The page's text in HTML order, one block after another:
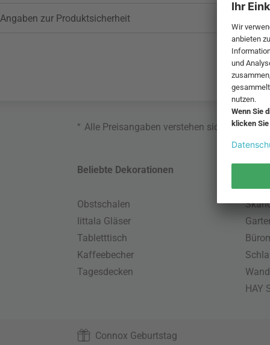
Angaben zur Produktsicherheit
* Alle Preisangaben verstehen sich inklusive
Beliebte Dekorationen
Obstschalen
Iittala Gläser
Tabletttisch
Kaffeebecher
Tagesdecken
HAY
Connox Geburtstag